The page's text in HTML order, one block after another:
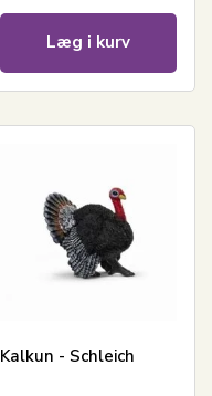
Læg i kurv
Kalkun - Schleich